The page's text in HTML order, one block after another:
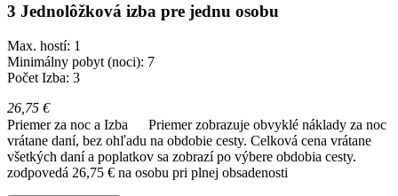
3 Jednolôžková izba pre jednu osobu
Max. hostí: 1
Minimálny pobyt (noci): 7
Počet Izba: 3
26,75 €
Priemer za noc a Izba
Priemer zobrazuje obvyklé náklady za noc
vrátane daní, bez ohľadu na obdobie cesty. Celková cena vrátane
všetkých daní a poplatkov sa zobrazí po výbere obdobia cesty.
zodpovedá 26,75 € na osobu pri plnej obsadenosti